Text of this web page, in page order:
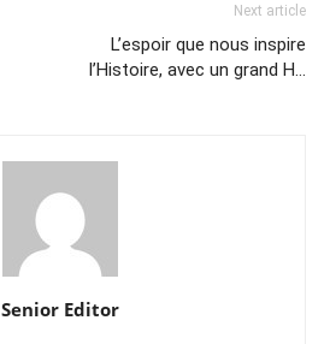
Next article
L’espoir que nous inspire
l’Histoire, avec un grand H…
Senior Editor